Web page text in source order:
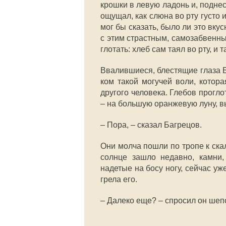
крошки в левую ладонь и,
ощущал, как слюна во рту густо
мог бы сказать, было ли это
с этим страстным,
глотать: хлеб сам таял во рту, и
Ввалившиеся, блестящие глаза
ком такой могучей воли,
другого человека. Глебов
– на большую оранжевую луну,
– Пора, – сказал Багрецов.
Они молча пошли по тропе к
солнце зашло недавно,
надетые на босу ногу, сейчас
грела его.
– Далеко еще? – спросил он